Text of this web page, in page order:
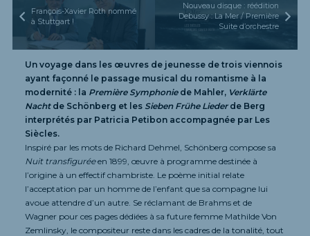
François-Xavier Roth nommé
à Stuttgart !
Nouveau disque : réédition
Debussy : La Mer / Première
Suite d’orchestre
Un voyage dans les œuvres de jeunesse de trois viennois
ayant façonné le passage musical du romantisme à la
modernité : la Première Symphoniede Mahler, Verklärte
Nachtde Schönberg et les Sieben Frühe Liederde Berg
interprétés par Patricia Petibon accompagnée par Les
Siècles.
Inspiré par les mots de Richard Dehmel, Schönberg compose sa
Nuit transfiguréeen 1899, œuvre à programme destinée à
l’origine à un effectif chambriste. Le poème initial relate
l’acceptation par un homme de l’enfant que sa compagne lui
avoue attendre d’un autre. Se réclamant de Brahms et de
Wagner pour ces pages dédiées à sa future femme Mathilde Von
Zemlinsky, le compositeur reste dans les cadres de la tonalité, tout